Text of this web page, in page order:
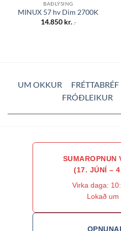
BAÐLÝSING
MINUX 57 hv Dim 2700K
14.850 kr. .-
UM OKKUR FRÉTTABRÉF
FRÓÐLEIKUR
SUMAROPNUN
(17. JÚNÍ –
Virka daga:
Lokað um